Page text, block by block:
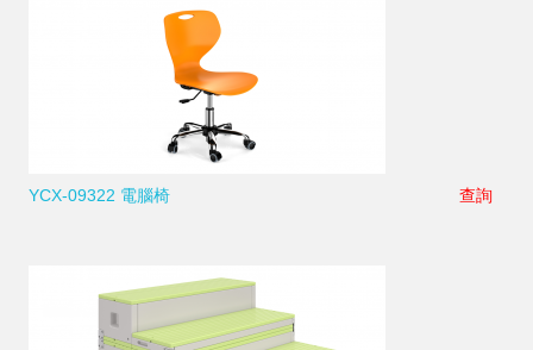
YCX-09322 電腦椅 查詢